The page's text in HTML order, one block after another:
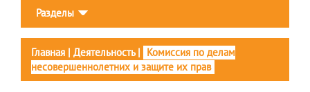
Разделы
Главная | Деятельность| Комиссия по делам
несовершеннолетних и защите их прав